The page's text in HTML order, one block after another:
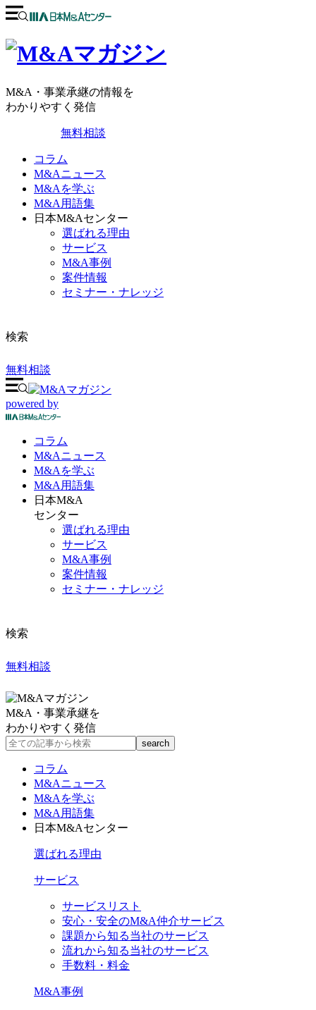
M&A・事業承継の情報を
わかりやすく発信
無料相談
コラム
M&Aニュース
M&Aを学ぶ
M&A用語集
日本M&Aセンター
選ばれる理由
サービス
M&A事例
案件情報
セミナー・ナレッジ
検索
無料相談
powered by
コラム
M&Aニュース
M&Aを学ぶ
M&A 用語集
日本M&A
センター
選ばれる理由
サービス
M&A事例
案件情報
セミナー・ナレッジ
検索
無料相談
M&A・事業承継を
わかりやすく発信
コラム
M&Aニュース
M&Aを学ぶ
M&A用語集
日本M&Aセンター
選ばれる理由
サービス
サービスリスト
安心・安全のM&A仲介サービス
課題から知る当社のサービス
流れから知る当社のサービス
手数料・料金
M&A事例